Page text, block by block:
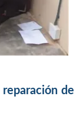
reparación de